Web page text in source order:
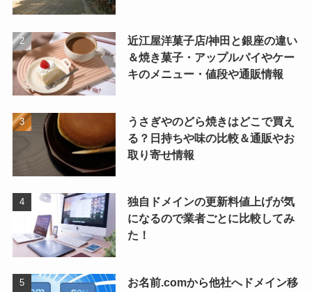
近江屋洋菓子店/神田と銀座の違い
＆焼き菓子・アップルパイやケー
キのメニュー・値段や通販情報
うさぎやのどら焼きはどこで買え
る？日持ちや味の比較＆通販やお
取り寄せ情報
独自ドメインの更新料値上げが気
になるので業者ごとに比較してみ
た！
お名前.comから他社へドメイン移